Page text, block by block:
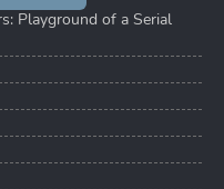
Playground of a Serial